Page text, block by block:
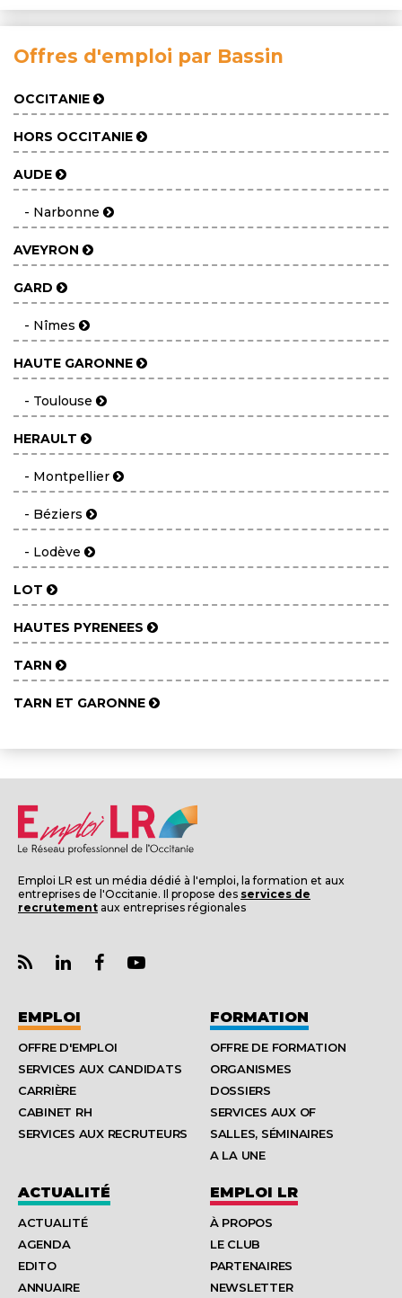
Offres d'emploi par Bassin
OCCITANIE
HORS OCCITANIE
AUDE
- Narbonne
AVEYRON
GARD
- Nîmes
HAUTE GARONNE
- Toulouse
HERAULT
- Montpellier
- Béziers
- Lodève
LOT
HAUTES PYRENEES
TARN
TARN ET GARONNE
Emploi LR est un média dédié à l'emploi, la formation et aux
entreprises de l'Occitanie. Il propose des services de
recrutement aux entreprises régionales
EMPLOI
OFFRE D'EMPLOI
SERVICES AUX CANDIDATS
CARRIÈRE
CABINET RH
SERVICES AUX RECRUTEURS
FORMATION
OFFRE DE FORMATION
ORGANISMES
DOSSIERS
SERVICES AUX OF
SALLES, SÉMINAIRES
A LA UNE
ACTUALITÉ
ACTUALITÉ
AGENDA
EDITO
ANNUAIRE
EMPLOI LR
À PROPOS
LE CLUB
PARTENAIRES
NEWSLETTER